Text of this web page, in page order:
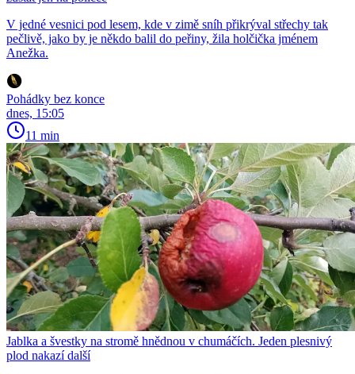
V jedné vesnici pod lesem, kde v zimě sníh přikrýval střechy tak
pečlivě, jako by je někdo balil do peřiny, žila holčička jménem
Anežka.
Pohádky bez konce
dnes, 15:05
11 min
Jablka a švestky na stromě hnědnou v chumáčích. Jeden plesnivý
plod nakazí další